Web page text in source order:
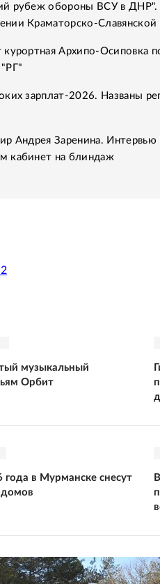
рубеж обороны ВСУ в ДНР".
Краматорско-Славянской
курортная Архипо-Осиповка
зарплат-2026. Названы
Андрея Заренина.
кабинет на блиндаж
музыкальный
Орбит
в Мурманске снесут